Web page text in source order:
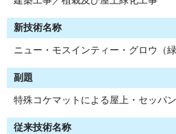
新技術名称
ニュー・モスインティー・グロウ（
副題
特殊コケマットによる屋上・セッパ
従来技術名称